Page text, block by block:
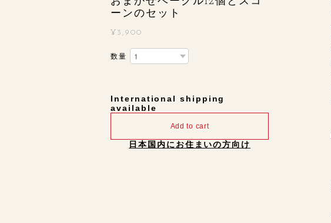
ーンのセット
¥3,900
数量
International shipping
available
Add to cart
日本国内にお住まいの方向け